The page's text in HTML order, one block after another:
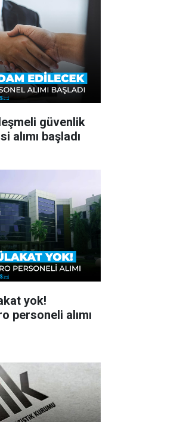
güvenlik
başladı
yok!
personeli alımı